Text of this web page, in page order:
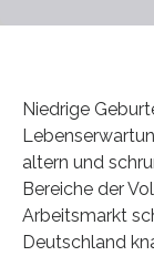
Niedrige
altern und
Bereiche der
Arbeitsmarkt
Deutschland